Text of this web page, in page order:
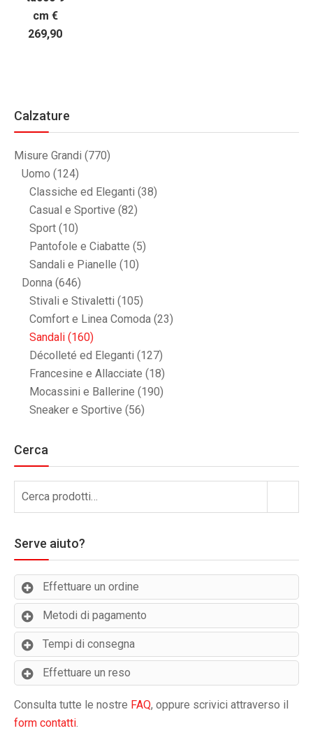
cm €
269,90
Calzature
Misure Grandi (770)
Uomo (124)
Classiche ed Eleganti (38)
Casual e Sportive (82)
Sport (10)
Pantofole e Ciabatte (5)
Sandali e Pianelle (10)
Donna (646)
Stivali e Stivaletti (105)
Comfort e Linea Comoda (23)
Sandali (160)
Décolleté ed Eleganti (127)
Francesine e Allacciate (18)
Mocassini e Ballerine (190)
Sneaker e Sportive (56)
Cerca
Serve aiuto?
Effettuare un ordine
Metodi di pagamento
Tempi di consegna
Effettuare un reso
Consulta tutte le nostre FAQ, oppure scrivici attraverso il
form contatti.